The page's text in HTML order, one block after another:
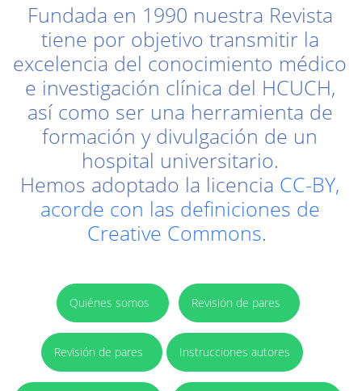
Fundada en 1990 nuestra Revista
tiene por objetivo transmitir la
excelencia del conocimiento médico
e investigación clínica del HCUCH,
así como ser una herramienta de
formación y divulgación de un
hospital universitario.
Hemos adoptado la licencia CC-BY,
acorde con las definiciones de
Creative Commons.
Quiénes somos Revisión de pares
Revisión de pares Instrucciones autores